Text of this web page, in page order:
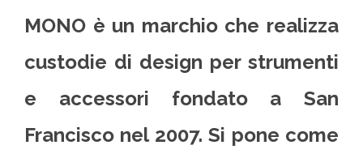
MONO è un marchio che realizza
custodie di design per strumenti
e accessori fondato a San
Francisco nel 2007. Si pone come